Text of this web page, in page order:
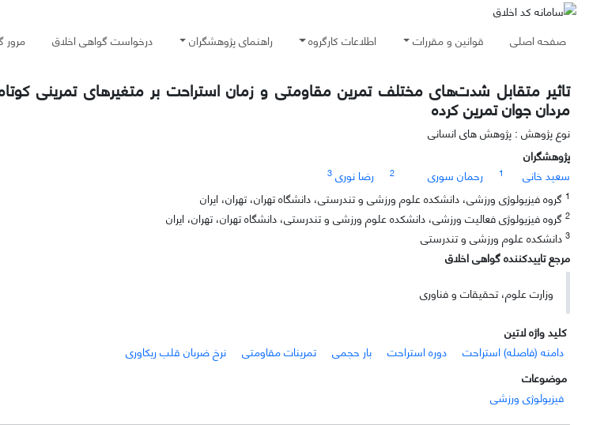
صفحه اصلی قوانین و مقررات اطلاعات کارگروه راهنمای پژوهشگران درخواست گواهی اخلاق مرور
تاثیر متقابل شدت‌های مختلف تمرین مقاومتی و زمان استراحت بر متغیرهای تمرینی
مردان جوان تمرین کرده
نوع پژوهش : پژوهش های انسانی
پژوهشگران
سعید خانی
1 رحمان سوری 2 رضا نوری 3
1 گروه فیزیولوژی ورزشی، دانشکده علوم ورزشی و تندرستی، دانشگاه تهران، تهران، ایران
2 گروه فیزیولوژی فعالیت ورزشی، دانشکده علوم ورزشی و تندرستی، دانشگاه تهران، تهران، ایران
3 دانشکده علوم ورزشی و تندرستی
مرجع تاییدکننده گواهی اخلاق
وزارت علوم، تحقیقات و فناوری
کلید واژه لاتین
دامنه (فاصله) استراحت
دوره استراحت بار حجمی تمرینات مقاومتی
نرخ ضربان قلب ریکاوری
موضوعات
فیزیولوژی ورزشی